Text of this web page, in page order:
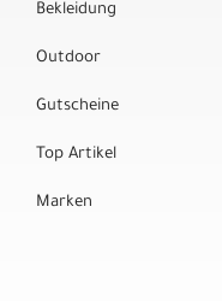
Bekleidung
Outdoor
Gutscheine
Top Artikel
Marken